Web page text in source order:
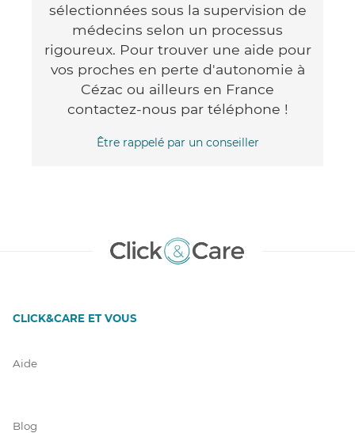
sélectionnées sous la supervision de
médecins selon un processus
rigoureux. Pour trouver une aide pour
vos proches en perte d'autonomie à
Cézac ou ailleurs en France
contactez-nous par téléphone !
Être rappelé par un conseiller
CLICK&CARE ET VOUS
Aide
Blog